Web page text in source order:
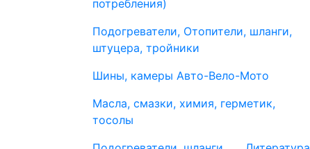
потребления)
Подогреватели, Отопители, шланги,
штуцера, тройники
Шины, камеры Авто-Вело-Мото
Масла, смазки, химия, герметик,
тосолы